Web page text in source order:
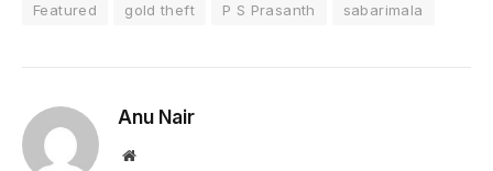
Featured gold theft P S Prasanth sabarimala
Anu Nair
Website